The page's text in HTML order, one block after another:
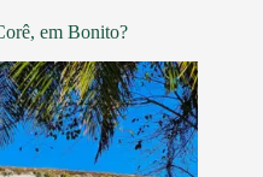
em Bonito?